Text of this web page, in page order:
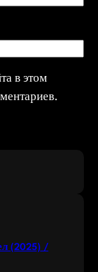
в этом
(2025) /